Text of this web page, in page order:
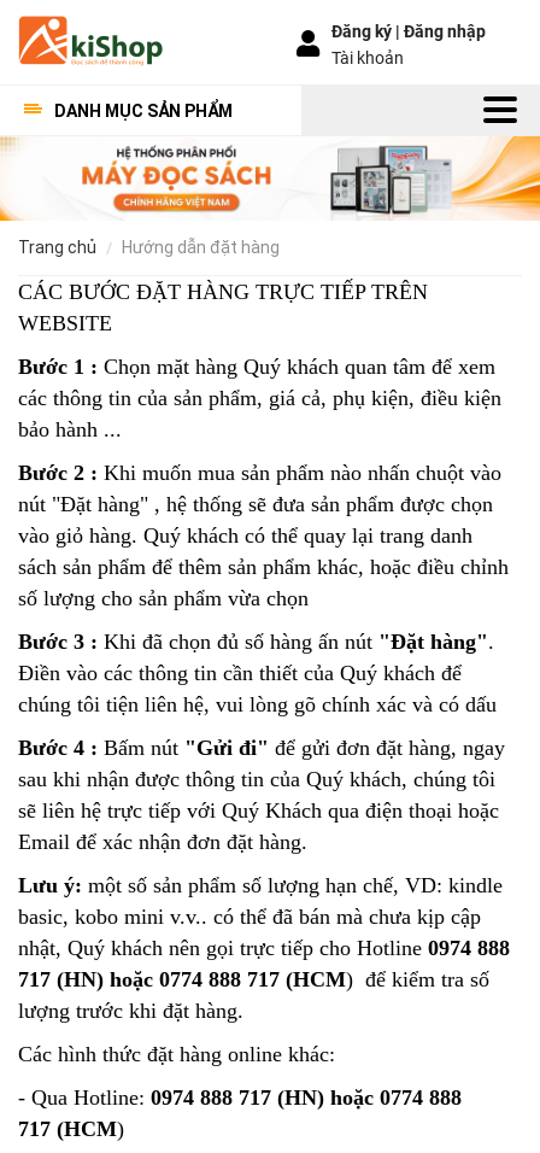
Đăng ký |Đăng nhập
Tài khoản
DANH MỤC SẢN PHẨM
trang chủ hướng dẫn đặt hàng
CÁC BƯỚC ĐẶT HÀNG TRỰC TIẾP TRÊN
WEBSITE
Bước 1 : Chọn mặt hàng Quý khách quan tâm để xem
các thông tin của sản phẩm, giá cả, phụ kiện, điều kiện
bảo hành ...
Bước 2 : Khi muốn mua sản phẩm nào nhấn chuột vào
nút "Đặt hàng" , hệ thống sẽ đưa sản phẩm được chọn
vào giỏ hàng. Quý khách có thể quay lại trang danh
sách sản phẩm để thêm sản phẩm khác, hoặc điều chỉnh
số lượng cho sản phẩm vừa chọn
Bước 3 : Khi đã chọn đủ số hàng ấn nút "Đặt hàng".
Điền vào các thông tin cần thiết của Quý khách để
chúng tôi tiện liên hệ, vui lòng gõ chính xác và có dấu
Bước 4 : Bấm nút "Gửi đi" để gửi đơn đặt hàng, ngay
sau khi nhận được thông tin của Quý khách, chúng tôi
sẽ liên hệ trực tiếp với Quý Khách qua điện thoại hoặc
Email để xác nhận đơn đặt hàng.
Lưu ý: một số sản phẩm số lượng hạn chế, VD: kindle
basic, kobo mini v.v.. có thể đã bán mà chưa kịp cập
nhật, Quý khách nên gọi trực tiếp cho Hotline 0974 888
717 (HN) hoặc 0774 888 717 (HCM) để kiểm tra số
lượng trước khi đặt hàng.
Các hình thức đặt hàng online khác:
- Qua Hotline: 0974 888 717 (HN) hoặc 0774 888
717 (HCM)